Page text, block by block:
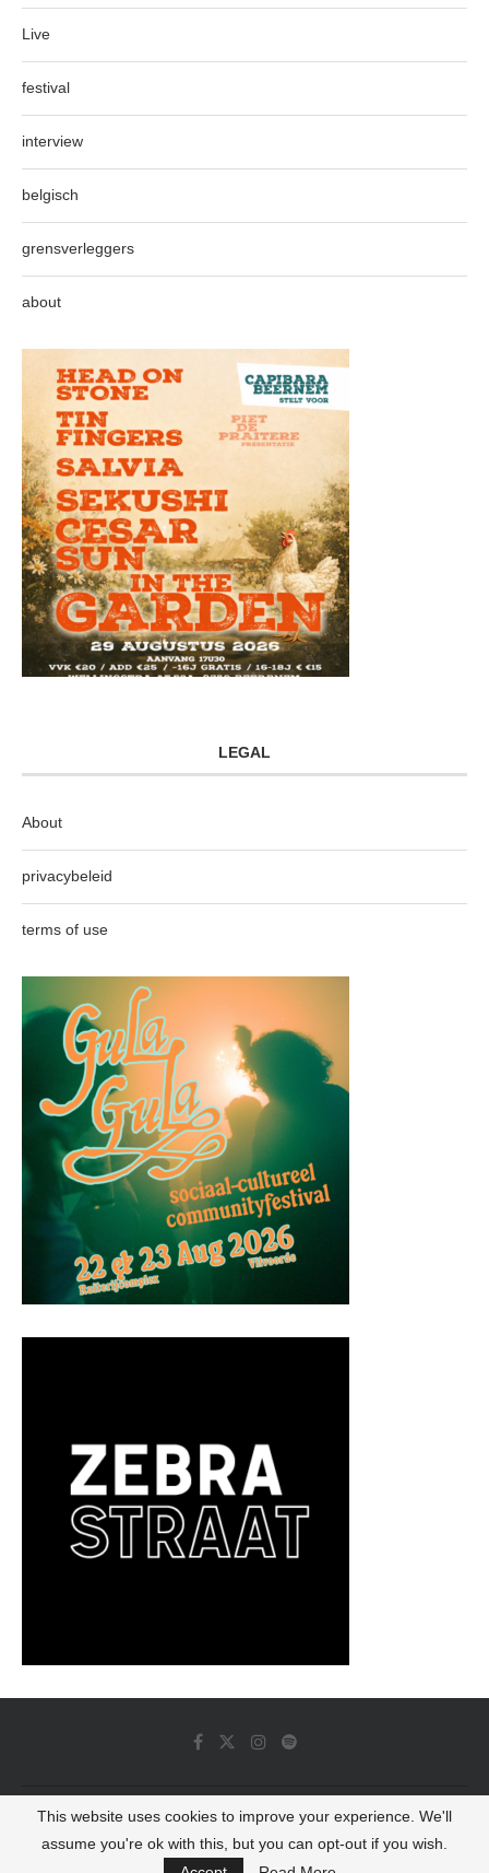
Live
festival
interview
belgisch
grensverleggers
about
LEGAL
About
privacybeleid
terms of use
© 2022 - Luminous Dash All Rights Reserved
BACK TO TOP
This website uses cookies to improve your experience. We'll
assume you're ok with this, but you can opt-out if you wish.